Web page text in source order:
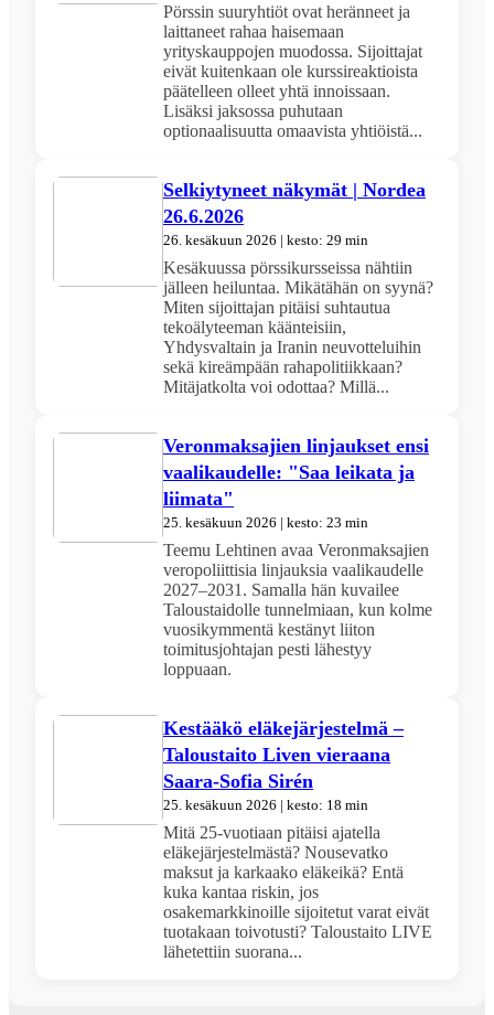
Pörssin suuryhtiöt ovat heränneet ja
laittaneet rahaa haisemaan
yrityskauppojen muodossa. Sijoittajat
eivät kuitenkaan ole kurssireaktioista
päätelleen olleet yhtä innoissaan.
Lisäksi jaksossa puhutaan
optionaalisuutta omaavista yhtiöistä...
Selkiytyneet näkymät | Nordea
26.6.2026
26. kesäkuun 2026 | kesto: 29 min
Kesäkuussa pörssikursseissa nähtiin
jälleen heiluntaa. Mikätähän on syynä?
Miten sijoittajan pitäisi suhtautua
tekoälyteeman käänteisiin,
Yhdysvaltain ja Iranin neuvotteluihin
sekä kireämpään rahapolitiikkaan?
Mitäjatkolta voi odottaa? Millä...
Veronmaksajien linjaukset ensi
vaalikaudelle: "Saa leikata ja
liimata"
25. kesäkuun 2026 | kesto: 23 min
Teemu Lehtinen avaa Veronmaksajien
veropoliittisia linjauksia vaalikaudelle
2027–2031. Samalla hän kuvailee
Taloustaidolle tunnelmiaan, kun kolme
vuosikymmentä kestänyt liiton
toimitusjohtajan pesti lähestyy
loppuaan.
Kestääkö eläkejärjestelmä –
Taloustaito Liven vieraana
Saara-Sofia Sirén
25. kesäkuun 2026 | kesto: 18 min
Mitä 25-vuotiaan pitäisi ajatella
eläkejärjestelmästä? Nousevatko
maksut ja karkaako eläkeikä? Entä
kuka kantaa riskin, jos
osakemarkkinoille sijoitetut varat eivät
tuotakaan toivotusti? Taloustaito LIVE
lähetettiin suorana...